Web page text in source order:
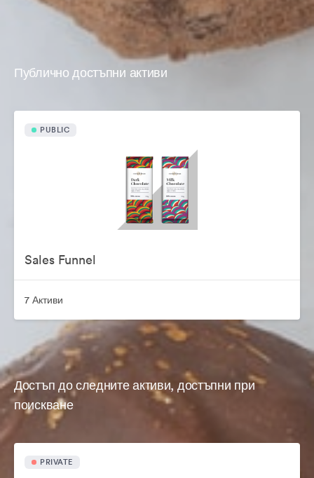
Публично достъпни активи
PUBLIC
Sales Funnel
7 Активи
Достъп до следните активи, достъпни при
поискване
PRIVATE